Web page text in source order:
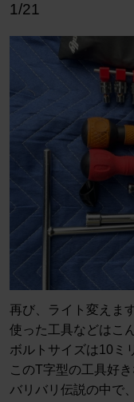
1/21
再び、ライト変えます
使った工具などはこ
ボルトサイズは10ミ
このT字型の工具好き
バリバリ伝説の中で